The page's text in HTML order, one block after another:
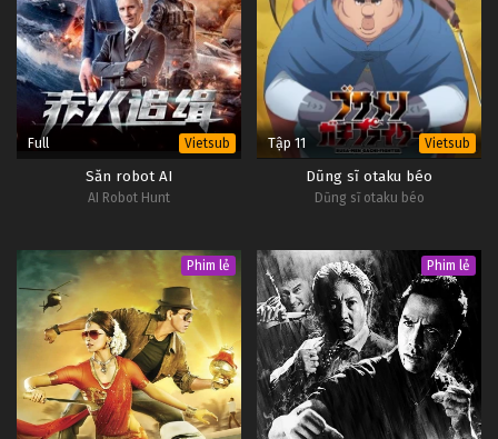
Full Vietsub
Săn robot AI
AI Robot Hunt
Tập 11 Vietsub
Dũng sĩ otaku béo
Dũng sĩ otaku béo
Phim lẻ Phim lẻ